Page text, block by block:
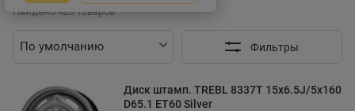
Найдено 428 товаров
Фильтры
Диск штамп. TREBL 8337T 15x6.5J/5x160
D65.1 ET60 Silver